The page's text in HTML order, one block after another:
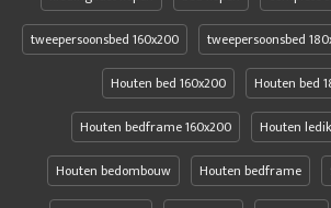
tweepersoonsbed 160x200
tweepersoonsbed
Houten bed 160x200
Houten bed
Houten bedframe 160x200
Houten
Houten bedombouw
Houten bedframe